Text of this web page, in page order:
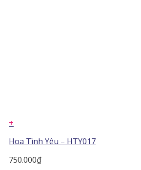
+
Hoa Tình Yêu – HTY017
750.000₫